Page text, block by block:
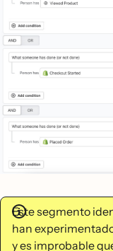
Este segmento
han
y es improbable